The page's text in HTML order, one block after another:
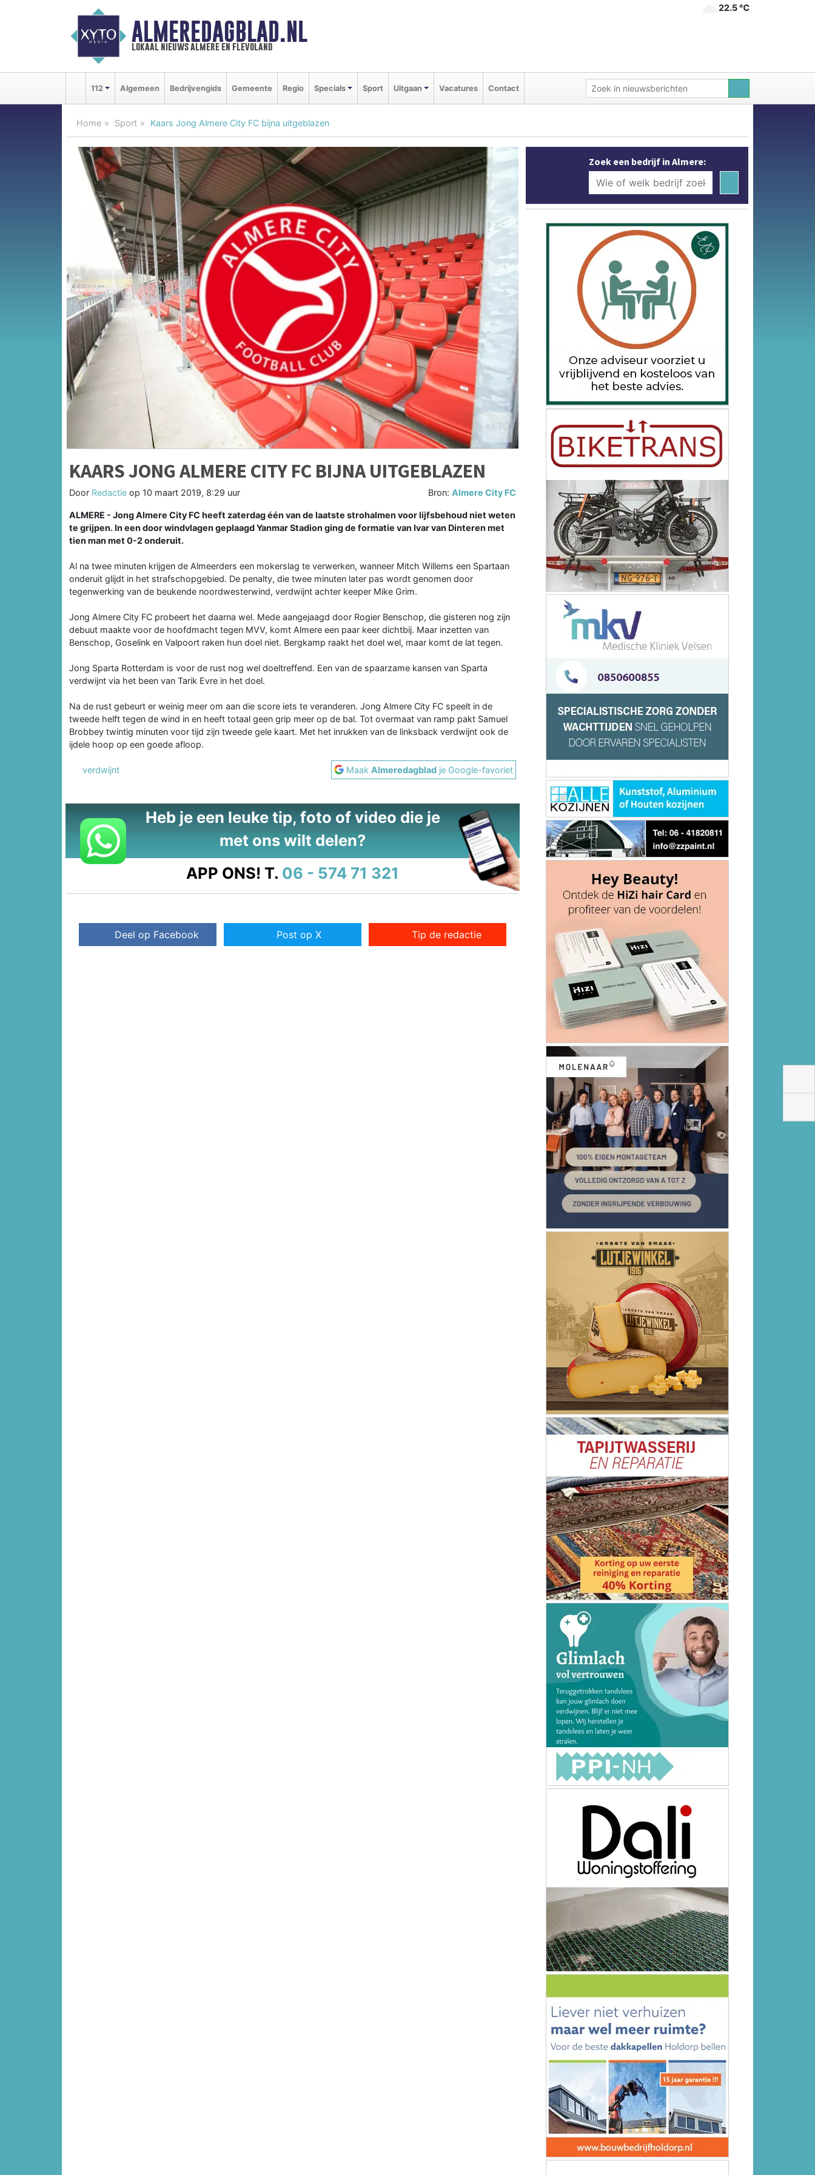
ALMEREDAGBLAD.NL
lokaal nieuws almere en flevoland
22.5 ℃
112 Algemeen Bedrijvengids Gemeente Regio Specials Sport Uitgaan Vacatures Contact
Home Sport Kaars Jong Almere City FC bijna uitgeblazen
KAARS JONG ALMERE CITY FC BIJNA UITGEBLAZEN
Door Redactie op 10 maart 2019, 8:29 uur Bron:Almere City FC
ALMERE - Jong Almere City FC heeft zaterdag één van de laatste strohalmen voor lijfsbehoud niet weten
te grijpen. In een door windvlagen geplaagd Yanmar Stadion ging de formatie van Ivar van Dinteren met
tien man met 0-2 onderuit.
Al na twee minuten krijgen de Almeerders een mokerslag te verwerken, wanneer Mitch Willems een Spartaan
onderuit glijdt in het strafschopgebied. De penalty, die twee minuten later pas wordt genomen door
tegenwerking van de beukende noordwesterwind, verdwijnt achter keeper Mike Grim.
Jong Almere City FC probeert het daarna wel. Mede aangejaagd door Rogier Benschop, die gisteren nog zijn
debuut maakte voor de hoofdmacht tegen MVV, komt Almere een paar keer dichtbij. Maar inzetten van
Benschop, Goselink en Valpoort raken hun doel niet. Bergkamp raakt het doel wel, maar komt de lat tegen.
Jong Sparta Rotterdam is voor de rust nog wel doeltreffend. Een van de spaarzame kansen van Sparta
verdwijnt via het been van Tarik Evre in het doel.
Na de rust gebeurt er weinig meer om aan die score iets te veranderen. Jong Almere City FC speelt in de
tweede helft tegen de wind in en heeft totaal geen grip meer op de bal. Tot overmaat van ramp pakt Samuel
Brobbey twintig minuten voor tijd zijn tweede gele kaart. Met het inrukken van de linksback verdwijnt ook de
ijdele hoop op een goede afloop.
verdwijnt MaakAlmeredagblad je Google-favoriet
Heb je een leuke tip, foto of video die je
met ons wilt delen?
APP ONS! T. 06 - 574 71 321
Deel op Facebook Post op X Tip de redactie
Zoek een bedrijf in Almere: